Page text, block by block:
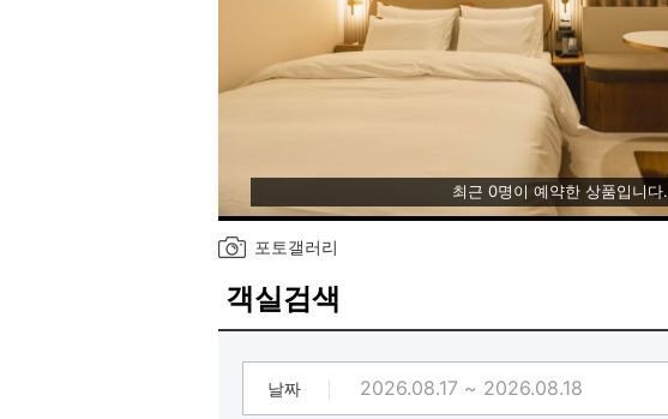
최근 0명이 예약한 상품입니다.
포토갤러리
객실검색
날짜